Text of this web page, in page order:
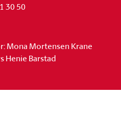
30 50
Mona Mortensen Krane
Henie Barstad